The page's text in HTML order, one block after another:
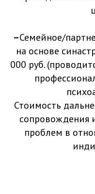
–Семейное/
на основе
000 руб.
Стоимость
сопровождения
проблем в